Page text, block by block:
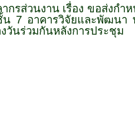
รส่วนงาน เรื่อง ขอส่งกำ
7 อาคารวิจัยและพัฒนา
วันร่วมกันหลังการประชุม